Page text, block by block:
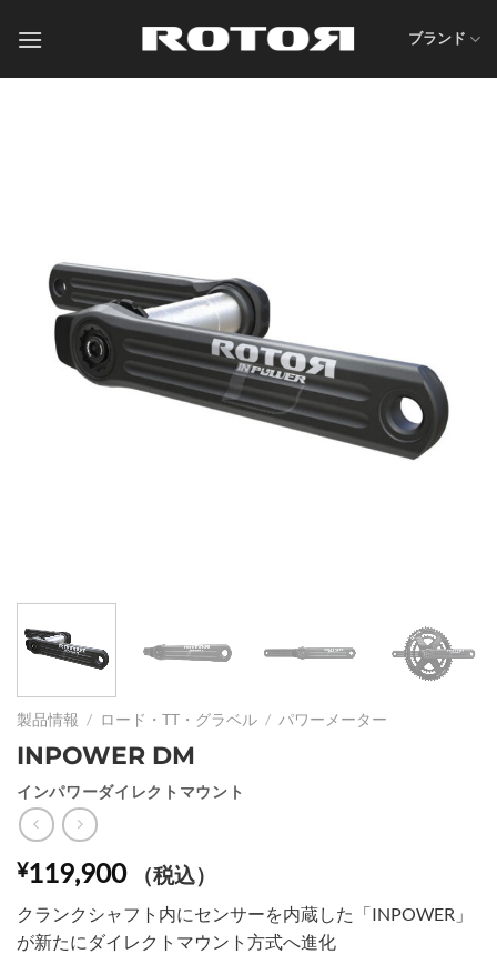
ブランド
製品情報 / ロード・TT・グラベル / パワーメーター
INPOWER DM
インパワーダイレクトマウント
¥119,900 （税込）
クランクシャフト内にセンサーを内蔵した「INPOWER」
が新たにダイレクトマウント方式へ進化